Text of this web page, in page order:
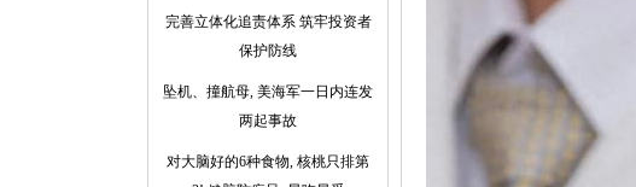
完善立体化追责体系 筑牢投资者
保护防线
坠机、撞航母, 美海军一日内连发
两起事故
对大脑好的6种食物, 核桃只排第